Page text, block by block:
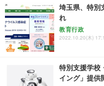
埼玉県、特別
れ
教育行政
2022.10.20(木)
特別支援学
イング」提供